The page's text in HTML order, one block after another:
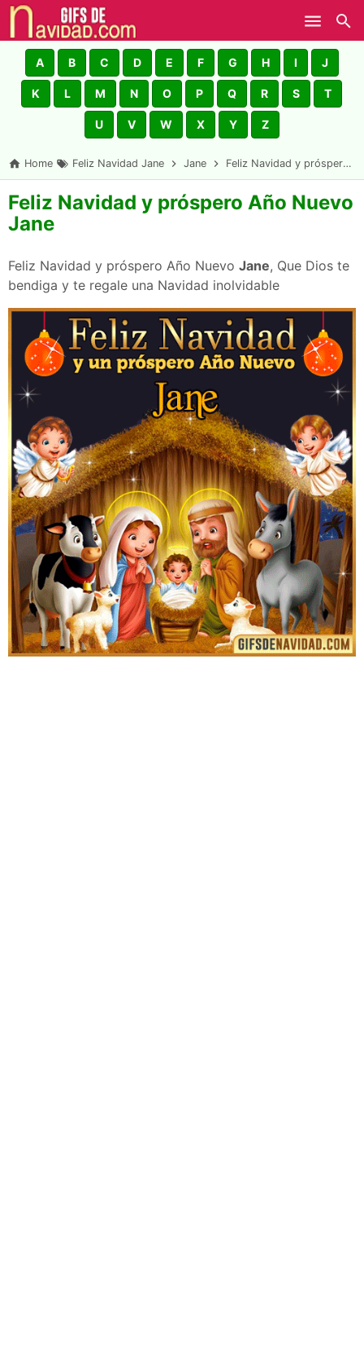
Skip to main content
A B C D E F G H I J
K L M N O P Q R S T
U V W X Y Z
Home Feliz Navidad Jane Jane Feliz Navidad y próspero Año Nuevo Jane
Feliz Navidad y próspero Año Nuevo
Jane
Feliz Navidad y próspero Año Nuevo Jane, Que Dios te
bendiga y te regale una Navidad inolvidable